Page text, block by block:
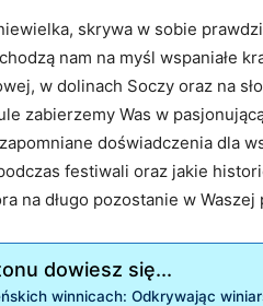
skrywa w sobie‍
nam na myśl ⁢wspaniałe
w dolinach‌ Soczy oraz na
zabierzemy Was w
doświadczenia dla
festiwali oraz⁢ jakie
na długo pozostanie w Waszej
dowiesz się...
winnicach: Odkrywając